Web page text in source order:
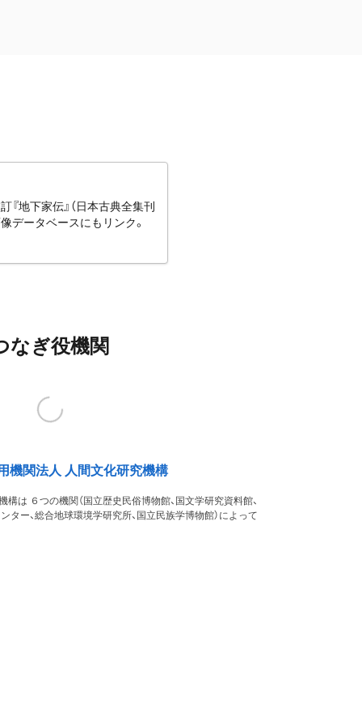
地下家伝』（日本古典全集刊
データベースにもリンク。
なぎ役機関
機関法人 人間文化研究機構
は ６つの機関（国立歴史民俗博物館、国文学研究資料館、
ター、総合地球環境学研究所、国立民族学博物館）によって